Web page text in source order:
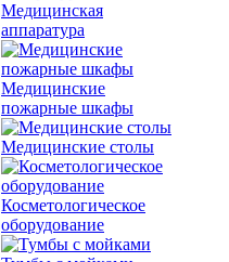
Медицинская
аппаратура
Медицинские
пожарные шкафы
Медицинские столы
Косметологическое
оборудование